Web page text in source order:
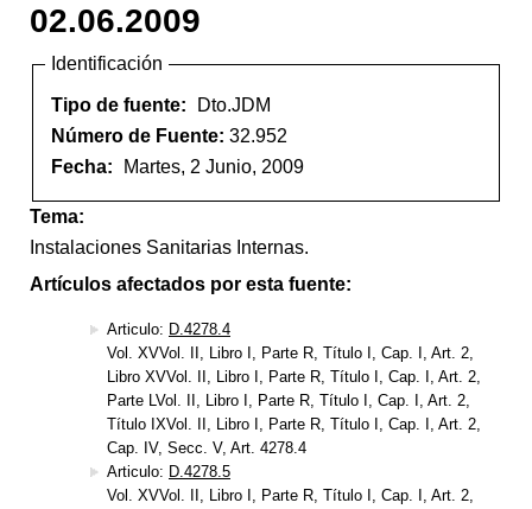
02.06.2009
Identificación
Tipo de fuente:
Dto.JDM
Número de Fuente: 32.952
Fecha:
Martes, 2 Junio, 2009
Tema:
Instalaciones Sanitarias Internas.
Artículos afectados por esta fuente:
Articulo: D.4278.4
Vol. XVVol. II, Libro I, Parte R, Título I, Cap. I, Art. 2,
Libro XVVol. II, Libro I, Parte R, Título I, Cap. I, Art. 2,
Parte LVol. II, Libro I, Parte R, Título I, Cap. I, Art. 2,
Título IXVol. II, Libro I, Parte R, Título I, Cap. I, Art. 2,
Cap. IV, Secc. V, Art. 4278.4
Articulo: D.4278.5
Vol. XVVol. II, Libro I, Parte R, Título I, Cap. I, Art. 2,